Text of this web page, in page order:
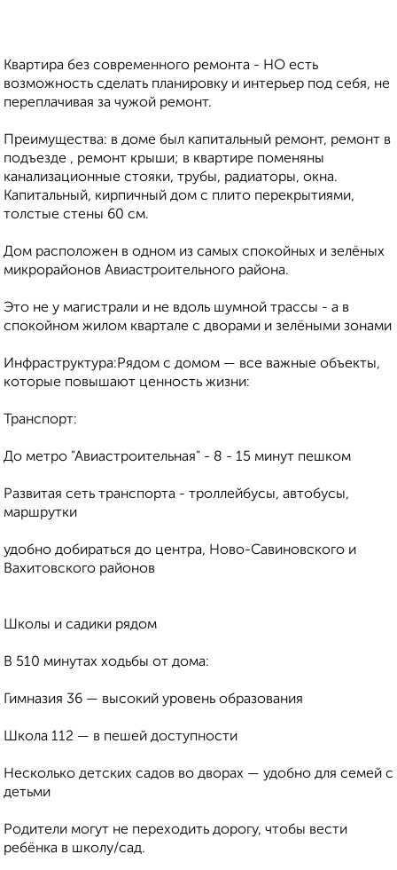
Квартира без современного ремонта - НО есть
возможность сделать планировку и интерьер под себя, не
переплачивая за чужой ремонт.
Преимущества: в доме был капитальный ремонт, ремонт в
подъезде , ремонт крыши; в квартире поменяны
канализационные стояки, трубы, радиаторы, окна.
Капитальный, кирпичный дом с плито перекрытиями,
толстые стены 60 см.
Дом расположен в одном из самых спокойных и зелёных
микрорайонов Авиастроительного района.
Это не у магистрали и не вдоль шумной трассы - а в
спокойном жилом квартале с дворами и зелёными зонами
Инфраструктура:Рядом с домом — все важные объекты,
которые повышают ценность жизни:
Транспорт:
До метро "Авиастроительная" - 8 - 15 минут пешком
Развитая сеть транспорта - троллейбусы, автобусы,
маршрутки
удобно добираться до центра, Ново-Савиновского и
Вахитовского районов
Школы и садики рядом
В 510 минутах ходьбы от дома:
Гимназия 36 — высокий уровень образования
Школа 112 — в пешей доступности
Несколько детских садов во дворах — удобно для семей с
детьми
Родители могут не переходить дорогу, чтобы вести
ребёнка в школу/сад.